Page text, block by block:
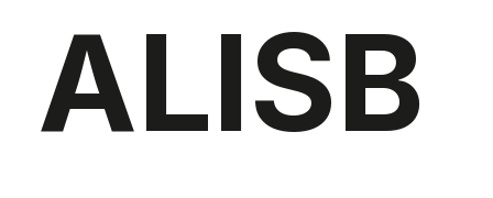
ALISB